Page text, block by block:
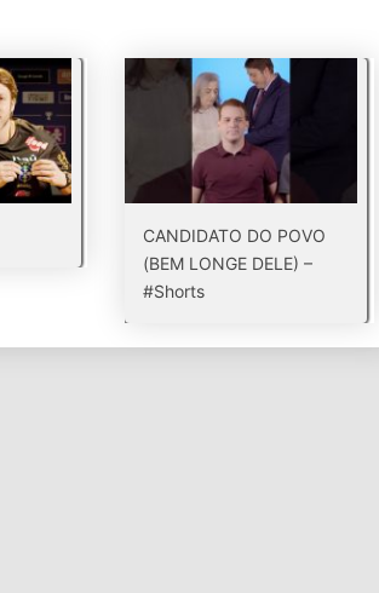
CANDIDATO DO POVO
(BEM LONGE DELE) –
#Shorts